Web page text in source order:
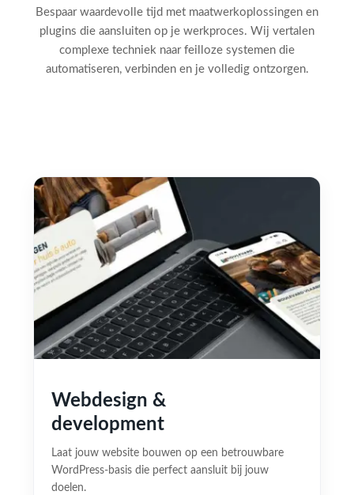
Bespaar waardevolle tijd met maatwerkoplossingen en
plugins die aansluiten op je werkproces. Wij vertalen
complexe techniek naar feilloze systemen die
automatiseren, verbinden en je volledig ontzorgen.
Webdesign &
development
Laat jouw website bouwen op een betrouwbare
WordPress-basis die perfect aansluit bij jouw
doelen.